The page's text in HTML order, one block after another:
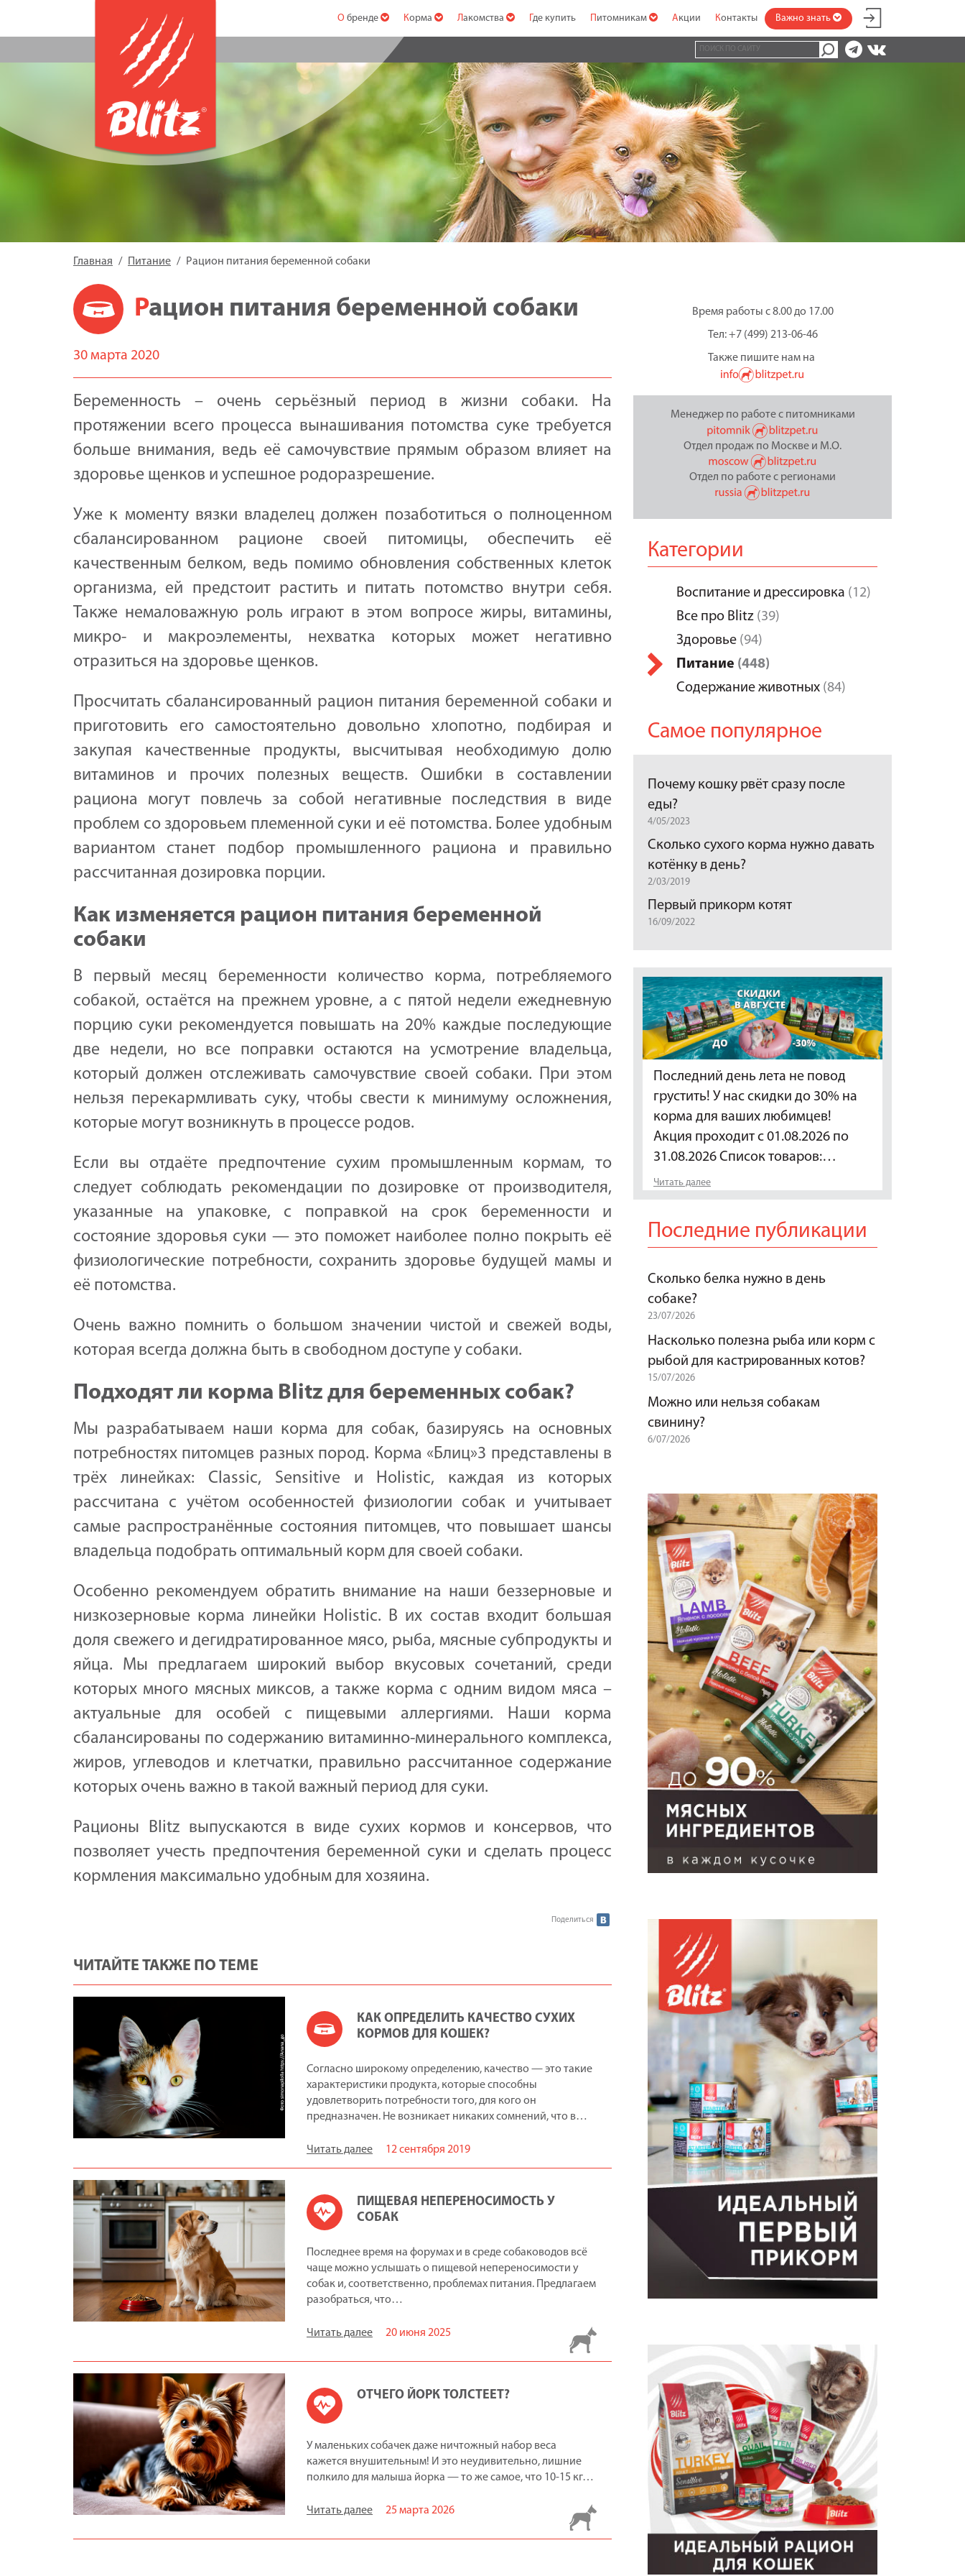
О бренде Корма Лакомства Где купить Питомникам Акции Контакты Важно знать
Главная Питание Рацион питания беременной собаки
Рацион питания беременной собаки
30 марта 2020
Беременность – очень серьёзный период в жизни собаки. На
протяжении всего процесса вынашивания потомства суке требуется
больше внимания, ведь её самочувствие прямым образом влияет на
здоровье щенков и успешное родоразрешение.
Уже к моменту вязки владелец должен позаботиться о полноценном
сбалансированном рационе своей питомицы, обеспечить её
качественным белком, ведь помимо обновления собственных клеток
организма, ей предстоит растить и питать потомство внутри себя.
Также немаловажную роль играют в этом вопросе жиры, витамины,
микро- и макроэлементы, нехватка которых может негативно
отразиться на здоровье щенков.
Просчитать сбалансированный рацион питания беременной собаки и
приготовить его самостоятельно довольно хлопотно, подбирая и
закупая качественные продукты, высчитывая необходимую долю
витаминов и прочих полезных веществ. Ошибки в составлении
рациона могут повлечь за собой негативные последствия в виде
проблем со здоровьем племенной суки и её потомства. Более удобным
вариантом станет подбор промышленного рациона и правильно
рассчитанная дозировка порции.
Как изменяется рацион питания беременной
собаки
В первый месяц беременности количество корма, потребляемого
собакой, остаётся на прежнем уровне, а с пятой недели ежедневную
порцию суки рекомендуется повышать на 20% каждые последующие
две недели, но все поправки остаются на усмотрение владельца,
который должен отслеживать самочувствие своей собаки. При этом
нельзя перекармливать суку, чтобы свести к минимуму осложнения,
которые могут возникнуть в процессе родов.
Если вы отдаёте предпочтение сухим промышленным кормам, то
следует соблюдать рекомендации по дозировке от производителя,
указанные на упаковке, с поправкой на срок беременности и
состояние здоровья суки — это поможет наиболее полно покрыть её
физиологические потребности, сохранить здоровье будущей мамы и
её потомства.
Очень важно помнить о большом значении чистой и свежей воды,
которая всегда должна быть в свободном доступе у собаки.
Подходят ли корма Blitz для беременных собак?
Мы разрабатываем наши корма для собак, базируясь на основных
потребностях питомцев разных пород. Корма «Блиц»3 представлены в
трёх линейках: Classic, Sensitive и Holistic, каждая из которых
рассчитана с учётом особенностей физиологии собак и учитывает
самые распространённые состояния питомцев, что повышает шансы
владельца подобрать оптимальный корм для своей собаки.
Особенно рекомендуем обратить внимание на наши беззерновые и
низкозерновые корма линейки Holistic. В их состав входит большая
доля свежего и дегидратированное мясо, рыба, мясные субпродукты и
яйца. Мы предлагаем широкий выбор вкусовых сочетаний, среди
которых много мясных миксов, а также корма с одним видом мяса –
актуальные для особей с пищевыми аллергиями. Наши корма
сбалансированы по содержанию витаминно-минерального комплекса,
жиров, углеводов и клетчатки, правильно рассчитанное содержание
которых очень важно в такой важный период для суки.
Рационы Blitz выпускаются в виде сухих кормов и консервов, что
позволяет учесть предпочтения беременной суки и сделать процесс
кормления максимально удобным для хозяина.
Поделиться
ЧИТАЙТЕ ТАКЖЕ ПО ТЕМЕ
КАК ОПРЕДЕЛИТЬ КАЧЕСТВО СУХИХ
КОРМОВ ДЛЯ КОШЕК?
Согласно широкому определению, качество — это такие
характеристики продукта, которые способны
удовлетворить потребности того, для кого он
предназначен. Не возникает никаких сомнений, что в…
Читать далее 12 сентября 2019
ПИЩЕВАЯ НЕПЕРЕНОСИМОСТЬ У
СОБАК
Последнее время на форумах и в среде собаководов всё
чаще можно услышать о пищевой непереносимости у
собак и, соответственно, проблемах питания. Предлагаем
разобраться, что…
Читать далее 20 июня 2025
ОТЧЕГО ЙОРК ТОЛСТЕЕТ?
У маленьких собачек даже ничтожный набор веса
кажется внушительным! И это неудивительно, лишние
полкило для малыша йорка — то же самое, что 10-15 кг…
Читать далее 25 марта 2026
Время работы с 8.00 до 17.00
Тел: +7 (499) 213-06-46
Также пишите нам на
Менеджер по работе с питомниками
Отдел продаж по Москве и М.О.
Отдел по работе с регионами
Категории
Воспитание и дрессировка (12)
Все про Blitz (39)
Здоровье (94)
Питание (448)
Содержание животных (84)
Самое популярное
Почему кошку рвёт сразу после
еды?
4/05/2023
Сколько сухого корма нужно давать
котёнку в день?
2/03/2019
Первый прикорм котят
16/09/2022
Последний день лета не повод
грустить! У нас скидки до 30% на
корма для ваших любимцев!
Акция проходит с 01.08.2026 по
31.08.2026 Список товаров:…
Читать далее
Последние публикации
Сколько белка нужно в день
собаке?
23/07/2026
Насколько полезна рыба или корм с
рыбой для кастрированных котов?
15/07/2026
Можно или нельзя собакам
свинину?
6/07/2026